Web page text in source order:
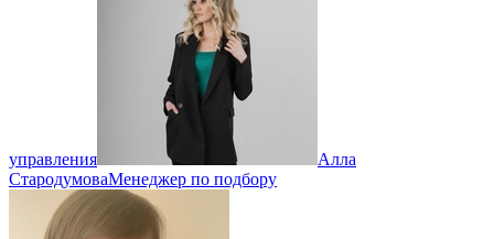
управления
Алла
СтародумоваМенеджер по подбору